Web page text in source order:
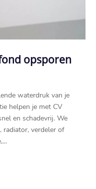
opsporen
waterdruk van je
helpen je met CV
en schadevrij.​ We
radiator, verdeler of